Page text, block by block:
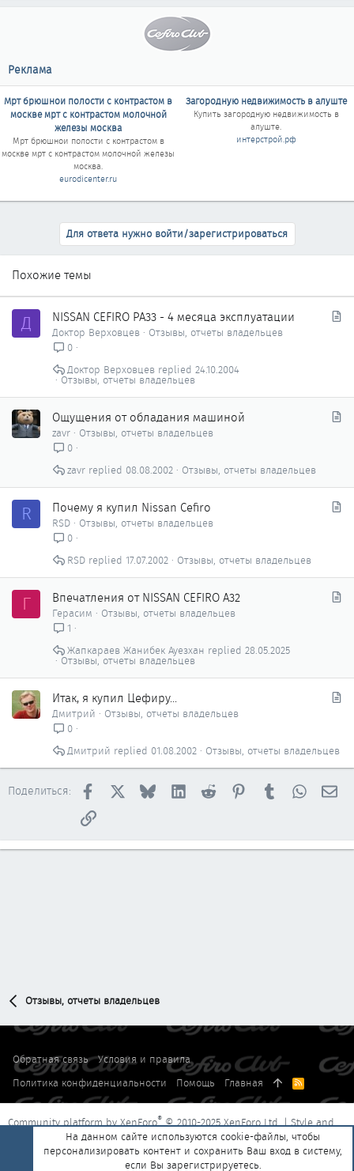
Реклама
Мрт брюшнои полости с контрастом в
москве мрт с контрастом молочной
железы москва
Мрт брюшнои полости с контрастом в
москве мрт с контрастом молочной железы
москва.
eurodicenter.ru
Загородную недвижимость в алуште
Купить загородную недвижимость в
алуште.
интерстрой.рф
Для ответа нужно войти/зарегистрироваться
Похожие темы
Д NISSAN CEFIRO PA33 - 4 месяца эксплуатации
Доктор Верховцев
Отзывы, отчеты владельцев
0
Отзывы, отчеты владельцев
24.10.2004
Доктор Верховцев
я
Ощущения от обладания машиной
zavr
Отзывы, отчеты владельцев
0
Отзывы, отчеты владельцев
08.08.2002
zavr
R
я
Почему я купил Nissan Cefiro
RSD
Отзывы, отчеты владельцев
0
Отзывы, отчеты владельцев
17.07.2002
RSD
Г Впечатления от NISSAN CEFIRO A32
Герасим
Отзывы, отчеты владельцев
1
Отзывы, отчеты владельцев
28.05.2025
Жапкараев Жанибек Ауезхан
я
Итак, я купил Цефиру...
Дмитрий
Отзывы, отчеты владельцев
0
Отзывы, отчеты владельцев
01.08.2002
Дмитрий
Поделиться: Facebook BlueskyLinkedInReddit PinterestTumblr
Ссылка
Отзывы, отчеты владельцев
Обратная связь
Условия и правила
Политика конфиденциальности
Помощь Главная
R
S
S
Community platform by XenForo® © 2010-2025 XenForo Ltd. |Style and
add-ons by ThemeHouse Перевод от Jumuro ®
На данном сайте используются cookie-файлы, чтобы
персонализировать контент и сохранить Ваш вход в систему,
если Вы зарегистрируетесь.